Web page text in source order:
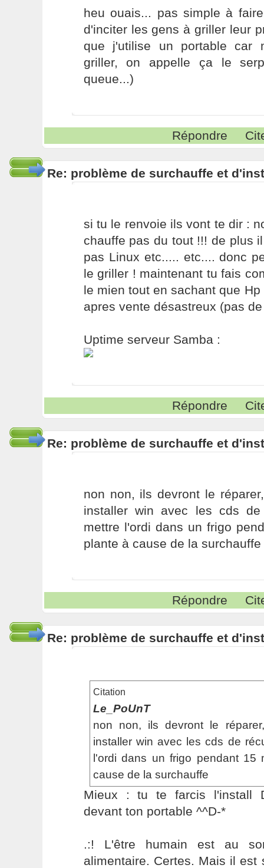
heu ouais... pas simple à
d'inciter les gens à griller leur
que j'utilise un portable car
griller, on appelle ça le
queue...)
Répondre
Re: problème de surchauffe et
si tu le renvoie ils vont te dir :
chauffe pas du tout !!! de plus
pas Linux etc..... etc.... donc
le griller ! maintenant tu fais
le mien tout en sachant que
apres vente désastreux (pas
Uptime serveur Samba :
Répondre
Re: problème de surchauffe et
non non, ils devront le
installer win avec les cds
mettre l'ordi dans un frigo
plante à cause de la surchauffe
Répondre
Re: problème de surchauffe et
Citation
Le_PoUnT
non non, ils devront le
installer win avec les cds de
l'ordi dans un frigo pendant 15
cause de la surchauffe
Mieux : tu te farcis l'install
devant ton portable ^^D-*
.:! L'être humain est au
alimentaire. Certes. Mais il est